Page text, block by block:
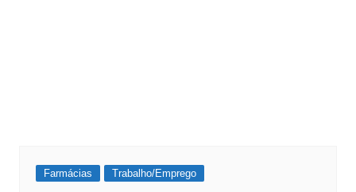
Farmácias Trabalho/Emprego